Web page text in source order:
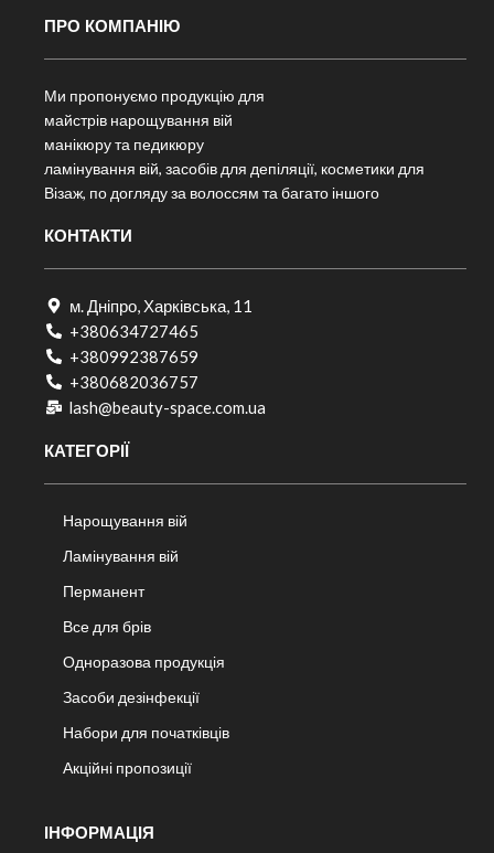
ПРО КОМПАНІЮ
Ми пропонуємо продукцію для
майстрів нарощування вій
манікюру та педикюру
ламінування вій, засобів для депіляції, косметики для
Візаж, по догляду за волоссям та багато іншого
КОНТАКТИ
м. Дніпро, Харківська, 11
+380634727465
+380992387659
+380682036757​
lash@beauty-space.com.ua
КАТЕГОРІЇ
Нарощування вій
Ламінування вій
Перманент
Все для брів
Одноразова продукція
Засоби дезінфекції
Набори для початківців
Акційні пропозиції
ІНФОРМАЦІЯ